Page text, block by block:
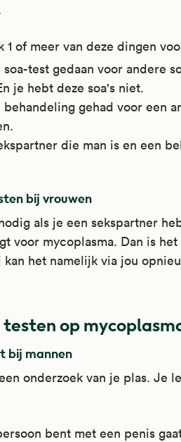
1 of meer van deze dingen
test gedaan voor andere
je hebt deze soa's niet.
gehad voor een
die man is en een
bij vrouwen
als je een sekspartner
voor mycoplasma. Dan is
het namelijk via jou
op
bij mannen
onderzoek van je plas. Je
bent met een penis